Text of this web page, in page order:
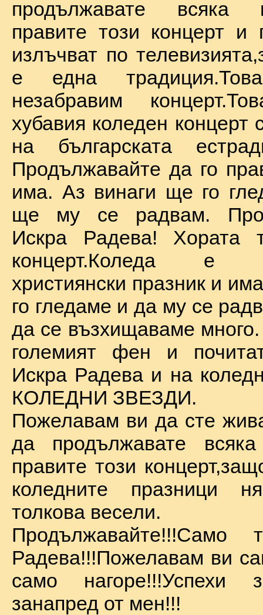
продължавате всяка
правите този концерт и
излъчват по
е една
незабравим
хубавия коледен концерт
на българската
Продължавайте да го
има. Аз винаги ще го
ще му се радвам.
Искра Радева! Хората
концерт.Коледа е
християнски празник и
го гледаме и да му се
да се възхищаваме
големият фен и
Искра Радева и на
КОЛЕДНИ ЗВЕЗДИ.
Пожелавам ви да сте
да продължавате
правите този
коледните празници
толкова весели.
Продължавайте!!!Само
Радева!!!Пожелавам ви
само
занапред от мен!!!